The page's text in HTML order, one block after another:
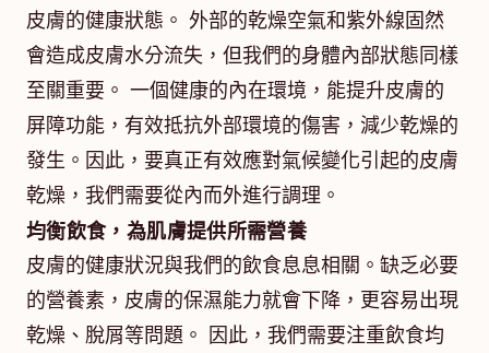
皮膚的健康狀態。 外部的乾燥空氣和紫外線固然
會造成皮膚水分流失，但我們的身體內部狀態同樣
至關重要。 一個健康的內在環境，能提升皮膚的
屏障功能，有效抵抗外部環境的傷害，減少乾燥的
發生。因此，要真正有效應對氣候變化引起的皮膚
乾燥，我們需要從內而外進行調理。
均衡飲食，為肌膚提供所需營養
皮膚的健康狀況與我們的飲食息息相關。缺乏必要
的營養素，皮膚的保濕能力就會下降，更容易出現
乾燥、脫屑等問題。 因此，我們需要注重飲食均